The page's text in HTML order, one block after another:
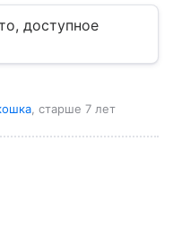
доступное
, старше 7 лет